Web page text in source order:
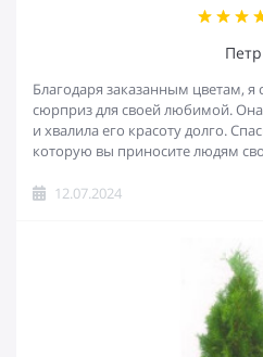
Петр
Благодаря заказанным цветам, я
сюрприз для своей любимой. Она
и хвалила его красоту долго.
которую вы приносите людям
12.07.2024